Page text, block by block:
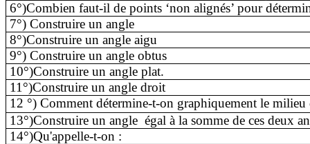
6°)Combien faut-il de points ‘non alignés’ pour
7°) Construire un angle
8°)Construire un angle aigu
9°) Construire un angle obtus
10°)Construire un angle plat.
11°)Construire un angle droit
12 °) Comment détermine-t-on graphiquement le milieu
13°)Construire un angle égal à la somme de ces deux
14°)Qu'appelle-t-on :